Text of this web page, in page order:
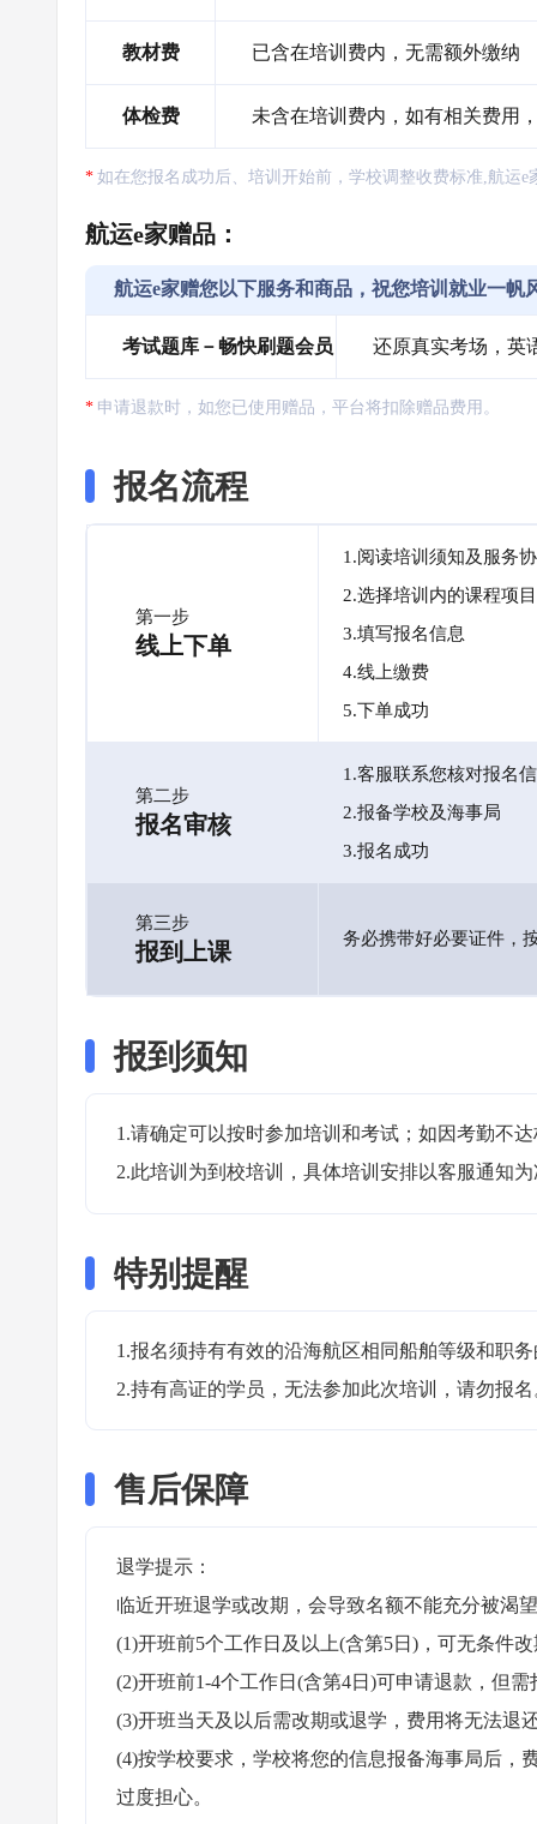
教材费 已含在培训费内，无需额外缴纳
体检费 未含在培训费内，如有相关费用
如在您报名成功后、培训开始前，学校调整收费标准,航运
航运e家赠品：
航运e家赠您以下服务和商品，祝您培训就业一帆
考试题库－畅快刷题会员 还原真实考场，英
申请退款时，如您已使用赠品，平台将扣除赠品费用。
报名流程
第一步
线上下单
1.阅读培训须知及服务
2.选择培训内的课程项目
3.填写报名信息
4.线上缴费
5.下单成功
第二步
报名审核
1.客服联系您核对报名
2.报备学校及海事局
3.报名成功
第三步
报到上课 务必携带好必要证件，
报到须知
1.请确定可以按时参加培训和考试；如因考勤不
2.此培训为到校培训，具体培训安排以客服通知
特别提醒
1.报名须持有有效的沿海航区相同船舶等级和职
2.持有高证的学员，无法参加此次培训，请勿报
售后保障
退学提示：
临近开班退学或改期，会导致名额不能充分被渴
(1)开班前5个工作日及以上(含第5日)，可无条件
(2)开班前1-4个工作日(含第4日)可申请退款，但
(3)开班当天及以后需改期或退学，费用将无法退
(4)按学校要求，学校将您的信息报备海事局后，
过度担心。